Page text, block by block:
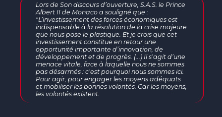
Lors de Son discours d’ouverture, S.A.S. le Prince
Albert II de Monaco a souligné que :
"L’investissement des forces économiques est
indispensable à la résolution de la crise majeure
que nous pose le plastique. Et je crois que cet
investissement constitue en retour une
opportunité importante d’innovation, de
développement et de progrès. (...) Il s’agit d’une
menace vitale, face à laquelle nous ne sommes
pas désarmés : c’est pourquoi nous sommes ici.
Pour agir, pour engager les moyens adéquats
et mobiliser les bonnes volontés. Car les moyens,
les volontés existent.